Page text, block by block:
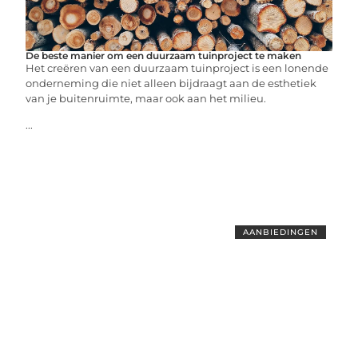
De beste manier om een duurzaam tuinproject te maken
Het creëren van een duurzaam tuinproject is een lonende
onderneming die niet alleen bijdraagt aan de esthetiek
van je buitenruimte, maar ook aan het milieu.
...
AANBIEDINGEN